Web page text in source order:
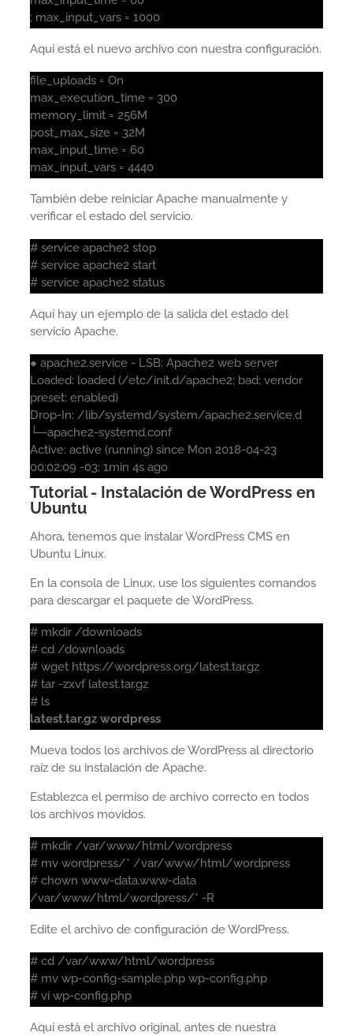
; max_input_vars = 1000
Aquí está el nuevo archivo con nuestra configuración.
file_uploads = On
max_execution_time = 300
memory_limit = 256M
post_max_size = 32M
max_input_time = 60
max_input_vars = 4440
También debe reiniciar Apache manualmente y
verificar el estado del servicio.
# service apache2 stop
# service apache2 start
# service apache2 status
Aquí hay un ejemplo de la salida del estado del
servicio Apache.
● apache2.service - LSB: Apache2 web server
Loaded: loaded (/etc/init.d/apache2; bad; vendor
preset: enabled)
Drop-In: /lib/systemd/system/apache2.service.d
└─apache2-systemd.conf
Active: active (running) since Mon 2018-04-23
00:02:09 -03; 1min 4s ago
Tutorial - Instalación de WordPress en
Ubuntu
Ahora, tenemos que instalar WordPress CMS en
Ubuntu Linux.
En la consola de Linux, use los siguientes comandos
para descargar el paquete de WordPress.
# mkdir /downloads
# cd /downloads
# wget https://wordpress.org/latest.tar.gz
# tar -zxvf latest.tar.gz
# ls
latest.tar.gz wordpress
Mueva todos los archivos de WordPress al directorio
raíz de su instalación de Apache.
Establezca el permiso de archivo correcto en todos
los archivos movidos.
# mkdir /var/www/html/wordpress
# mv wordpress/* /var/www/html/wordpress
# chown www-data.www-data
/var/www/html/wordpress/* -R
Edite el archivo de configuración de WordPress.
# cd /var/www/html/wordpress
# mv wp-config-sample.php wp-config.php
# vi wp-config.php
Aquí está el archivo original, antes de nuestra